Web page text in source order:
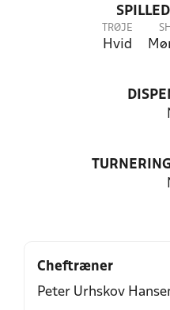
TRØJE
Hvid
Cheftræner
Peter Urhskov